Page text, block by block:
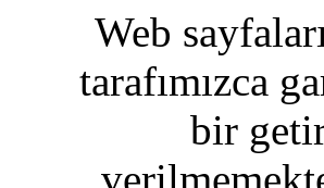
Web
tarafımızca
bir